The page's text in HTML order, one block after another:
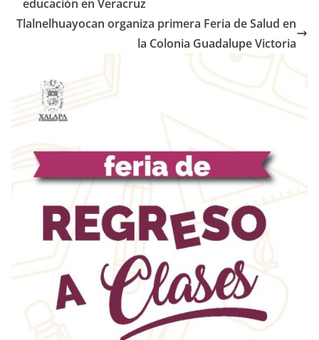
educación en Veracruz
Tlalnelhuayocan organiza primera Feria de Salud en
la Colonia Guadalupe Victoria